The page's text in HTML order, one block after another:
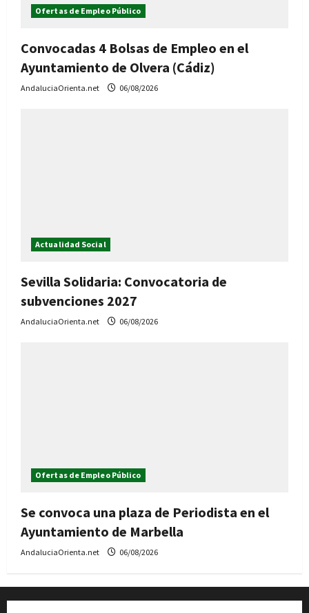
Ofertas de Empleo Público
Convocadas 4 Bolsas de Empleo en el
Ayuntamiento de Olvera (Cádiz)
AndaluciaOrienta.net 06/08/2026
Actualidad Social
Sevilla Solidaria: Convocatoria de
subvenciones 2027
AndaluciaOrienta.net 06/08/2026
Ofertas de Empleo Público
Se convoca una plaza de Periodista en el
Ayuntamiento de Marbella
AndaluciaOrienta.net 06/08/2026